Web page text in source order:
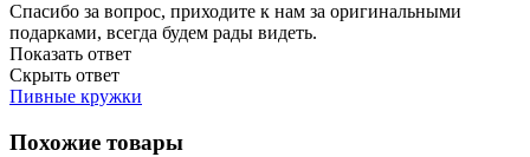
Спасибо за вопрос, приходите к нам за оригинальными
подарками, всегда будем рады видеть.
Показать ответ
Скрыть ответ
Пивные кружки
Похожие товары